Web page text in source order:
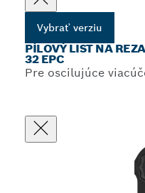
Vybrať verziu
PÍLOVÝ LIST NA
32 EPC
Pre oscilujúce